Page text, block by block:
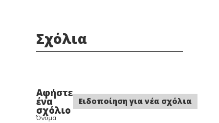
Σχόλια
Αφήστε
ένα
σχόλιο
Ειδοποίηση για νέα σχόλια
Όνομα